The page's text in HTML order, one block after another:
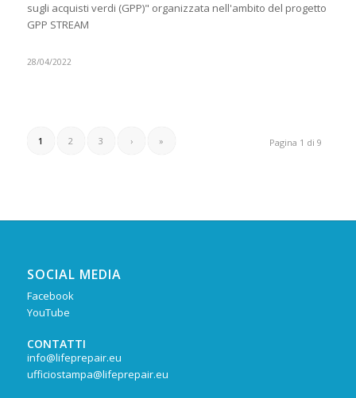
sugli acquisti verdi (GPP)" organizzata nell'ambito del progetto
GPP STREAM
28/04/2022
Pagina 1 di 9
1 2 3 › »
SOCIAL MEDIA
Facebook
YouTube
CONTATTI
info@lifeprepair.eu
ufficiostampa@lifeprepair.eu